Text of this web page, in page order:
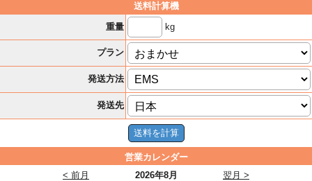
送料計算機
重量
kg
プラン
発送方法
発送先
営業カレンダー
2026年8月
< 前月
翌月 >